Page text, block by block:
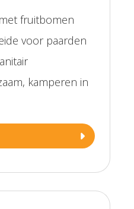
fruitbomen
voor paarden
kamperen in